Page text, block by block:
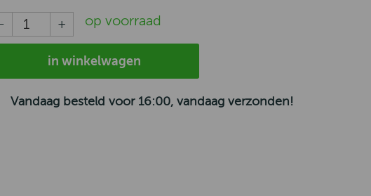
op voorraad
in winkelwagen
Vandaag besteld voor 16:00, vandaag verzonden!